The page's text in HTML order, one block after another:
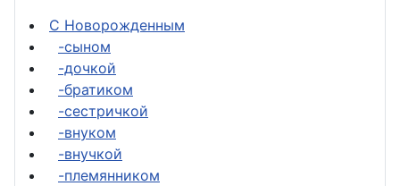
С Новорожденным
-сыном
-дочкой
-братиком
-сестричкой
-внуком
-внучкой
-племянником